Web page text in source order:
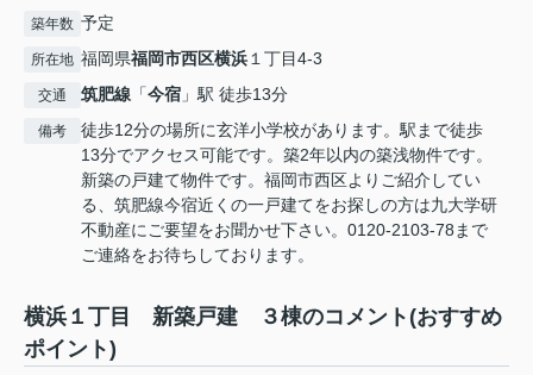
築年数 予定
所在地 福岡県福岡市西区横浜１丁目4-3
交通 筑肥線 「今宿 」駅 徒歩13分
備考
徒歩12分の場所に玄洋小学校があります。駅まで徒歩
13分でアクセス可能です。築2年以内の築浅物件です。
新築の戸建て物件です。福岡市西区よりご紹介してい
る、筑肥線今宿近くの一戸建てをお探しの方は九大学研
不動産にご要望をお聞かせ下さい。0120-2103-78まで
ご連絡をお待ちしております。
横浜１丁目 新築戸建 ３棟のコメント(おすすめ
ポイント)